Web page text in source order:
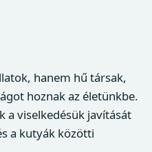
hanem hű társak,
hoznak az életünkbe.
a viselkedésük javítását
a kutyák közötti